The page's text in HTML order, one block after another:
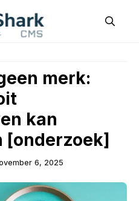
merk:
kan
[onderzoek]
6, 2025